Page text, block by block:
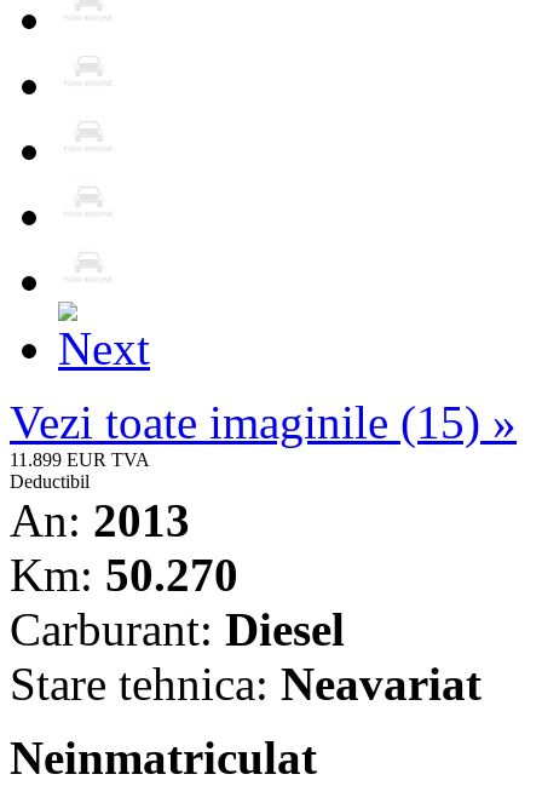
Vezi toate imaginile (15) »
11.899 EUR TVA
Deductibil
An: 2013
Km: 50.270
Carburant: Diesel
Stare tehnica: Neavariat
Neinmatriculat